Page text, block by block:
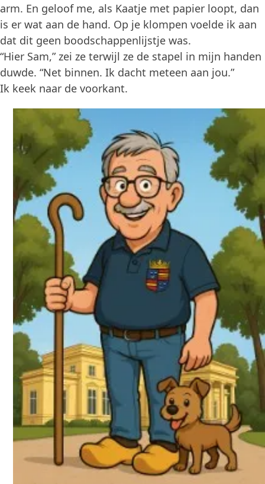
arm. En geloof me, als Kaatje met papier loopt, dan
is er wat aan de hand. Op je klompen voelde ik aan
dat dit geen boodschappenlijstje was.
“Hier Sam,” zei ze terwijl ze de stapel in mijn handen
duwde. “Net binnen. Ik dacht meteen aan jou.”
Ik keek naar de voorkant.